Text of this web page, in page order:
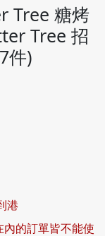
Tree 糖烤
Tree 招
件)
港
的訂單皆不能使